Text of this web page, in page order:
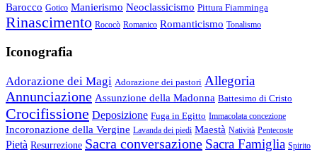
Barocco Gotico Manierismo Neoclassicismo Pittura Fiamminga
Rinascimento Rococò Romanico Romanticismo Tonalismo
Iconografia
Adorazione dei Magi Adorazione dei pastori Allegoria
Annunciazione Assunzione della Madonna Battesimo di Cristo
Crocifissione Deposizione Fuga in Egitto Immacolata concezione
Incoronazione della Vergine Lavanda dei piedi Maestà Natività Pentecoste
Pietà Resurrezione Sacra conversazione Sacra Famiglia Spirito